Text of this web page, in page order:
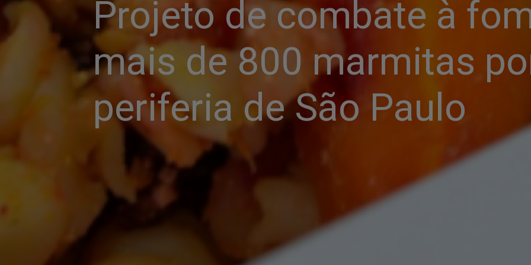
Projeto de combate à
mais de 800 marmitas
periferia de São Paulo